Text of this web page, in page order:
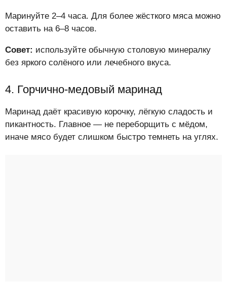
Маринуйте 2–4 часа. Для более жёсткого мяса можно
оставить на 6–8 часов.
Совет: используйте обычную столовую минералку
без яркого солёного или лечебного вкуса.
4. Горчично-медовый маринад
Маринад даёт красивую корочку, лёгкую сладость и
пикантность. Главное — не переборщить с мёдом,
иначе мясо будет слишком быстро темнеть на углях.